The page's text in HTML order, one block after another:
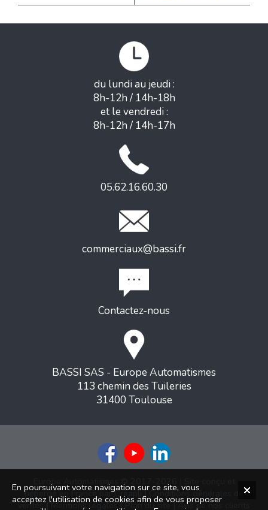
du lundi au jeudi :
8h-12h / 14h-18h
et le vendredi :
8h-12h / 14h-17h
05.62.16.60.30
commerciaux@bassi.fr
Contactez-nous
BASSI SAS - Europe Automatismes
113 chemin des Tuileries
31400 Toulouse
Europe Automatismes © 2017-2026 | Site conçu et
hébergé en France parCreapli| Conditions générales de
ventes|Mentions légales|Plan du site|Avis de nos clients
En poursuivant votre navigation sur ce site, vous
acceptez l'utilisation de cookies afin de vous proposer